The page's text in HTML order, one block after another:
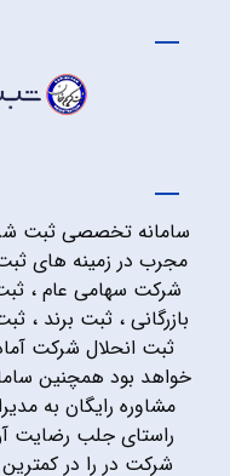
سامانه تخصصی ثبت
مجرب در زمینه های
شرکت سهامی عام ،
بازرگانی ، ثبت برند ،
ثبت انحلال شرکت
خواهد بود همچنین
مشاوره رایگان به
راستای جلب رضایت
شرکت در را در